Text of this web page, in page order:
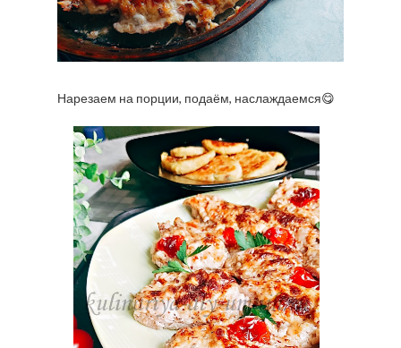
Нарезаем на порции, подаём, наслаждаемся😋